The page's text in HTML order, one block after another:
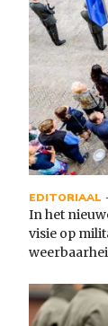
EDITORIAAL
In het
visie op